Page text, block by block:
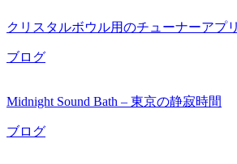
クリスタルボウル用のチューナーアプ
ブログ
Midnight Sound Bath – 東京の静寂時間
ブログ